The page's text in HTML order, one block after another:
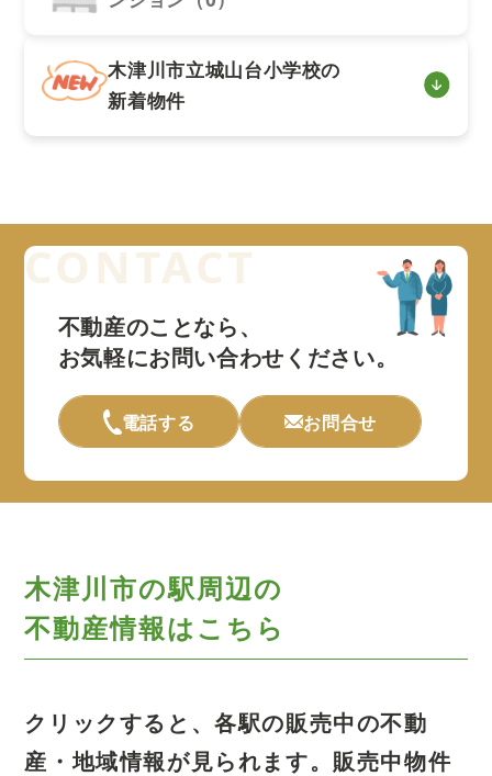
木津川市立城山台小学校の
新着物件
不動産のことなら、
お気軽にお問い合わせください。
電話する お問合せ
木津川市の駅周辺の
不動産情報はこちら
クリックすると、各駅の販売中の不動
産・地域情報が見られます。 販売中物件